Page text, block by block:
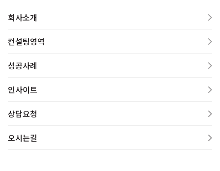
회사소개
컨설팅영역
성공사례
인사이트
상담요청
오시는길